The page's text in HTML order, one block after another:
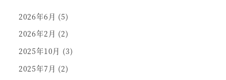
2026年6月 (5)
2026年2月 (2)
2025年10月 (3)
2025年7月 (2)